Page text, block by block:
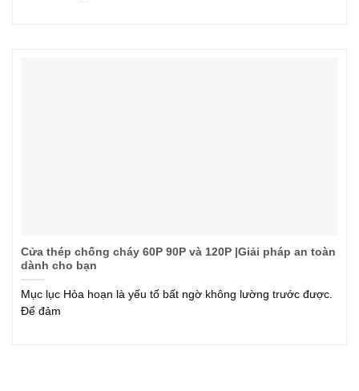
Cửa thép chống cháy 60P 90P và 120P |Giải pháp an toàn
dành cho bạn
Mục lục Hỏa hoạn là yếu tố bất ngờ không lường trước được.
Để đảm